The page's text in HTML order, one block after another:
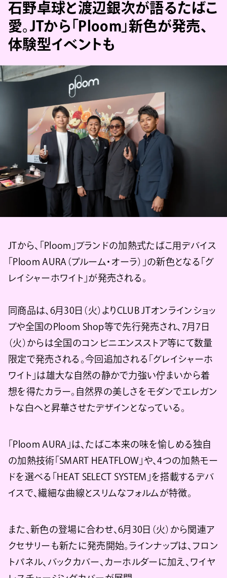
石野卓球と渡辺銀次が語るたばこ
愛。JTから「Ploom」新色が発売、
体験型イベントも
JTから、「Ploom」ブランドの加熱式たばこ用デバイス
「Ploom AURA（プルーム・オーラ）」の新色となる「グ
レイシャーホワイト」が発売される。
同商品は、6月30日（火）よりCLUB JTオンラインショッ
プや全国のPloom Shop等で先行発売され、7月7日
（火）からは全国のコンビニエンスストア等にて数量
限定で発売される。今回追加される「グレイシャーホ
ワイト」は雄大な自然の静かで力強い佇まいから着
想を得たカラー。自然界の美しさをモダンでエレガン
トな白へと昇華させたデザインとなっている。
「Ploom AURA」は、たばこ本来の味を愉しめる独自
の加熱技術「SMART HEATFLOW」や、4つの加熱モー
ドを選べる「HEAT SELECT SYSTEM」を搭載するデバ
イスで、繊細な曲線とスリムなフォルムが特徴。
また、新色の登場に合わせ、6月30日（火）から関連ア
クセサリーも新たに発売開始。ラインナップは、フロン
トパネル、バックカバー、カーホルダーに加え、ワイヤ